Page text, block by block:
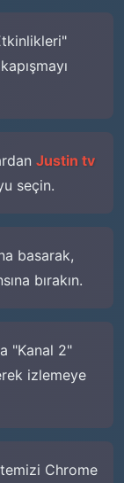
Justin tv
seçin.
basarak,
bırakın.
"Kanal 2"
izlemeye
Chrome